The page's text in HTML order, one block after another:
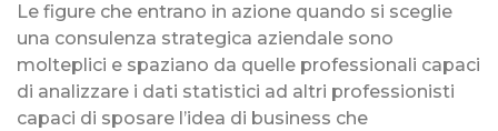
Le figure che entrano in azione quando si sceglie
una consulenza strategica aziendale sono
molteplici e spaziano da quelle professionali capaci
di analizzare i dati statistici ad altri professionisti
capaci di sposare l’idea di business che